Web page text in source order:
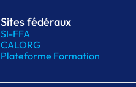
Sites fédéraux
SI-FFA
CALORG
Plateforme Formation